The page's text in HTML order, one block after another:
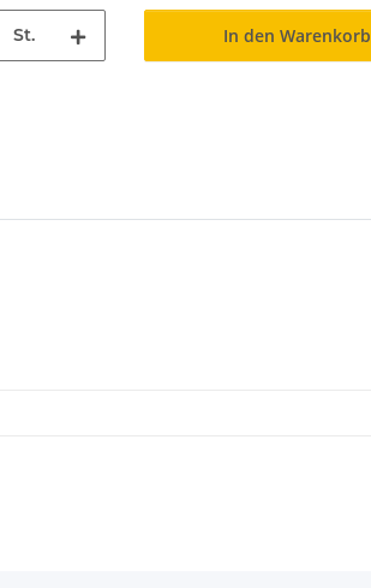
St. In den Warenkorb